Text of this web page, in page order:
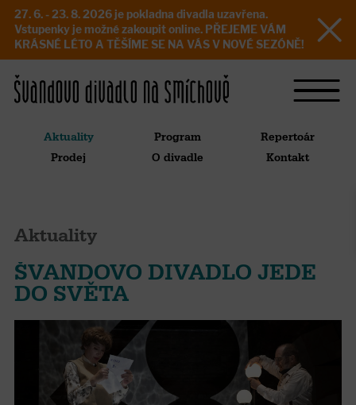
27. 6. - 23. 8. 2026 je pokladna divadla uzavřena.
Vstupenky je možné zakoupit online. PŘEJEME VÁM
KRÁSNÉ LÉTO A TĚŠÍME SE NA VÁS V NOVÉ SEZÓNĚ!
Aktuality Program
Repertoár
Prodej
O divadle Kontakt
Aktuality
ŠVANDOVO DIVADLO JEDE
DO SVĚTA